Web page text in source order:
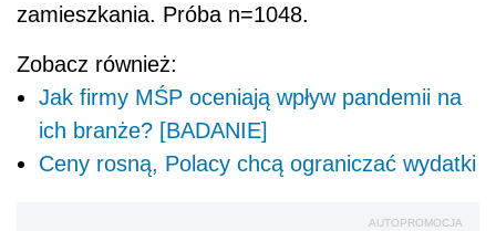
zamieszkania. Próba n=1048.
Zobacz również:
Jak firmy MŚP oceniają wpływ pandemii na
ich branże? [BADANIE]
Ceny rosną, Polacy chcą ograniczać wydatki
AUTOPROMOCJA